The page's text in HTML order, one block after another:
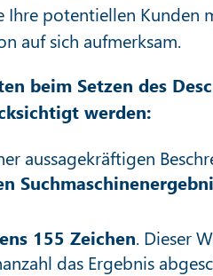
Ihre potentiellen Kunden
auf sich aufmerksam.
beim Setzen des
werden:
aussagekräftigen
155 Zeichen. Dieser
das Ergebnis